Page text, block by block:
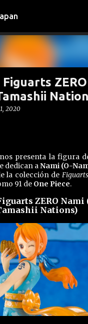
al contenido principal
Figuarts
2020
presenta la figura
dedican aNami (O-
la colección de
91 de One Piece.
ZERO Nami
Nations)